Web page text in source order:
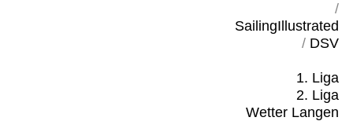
/
SailingIllustrated
/ DSV
1. Liga
2. Liga
Wetter Langen